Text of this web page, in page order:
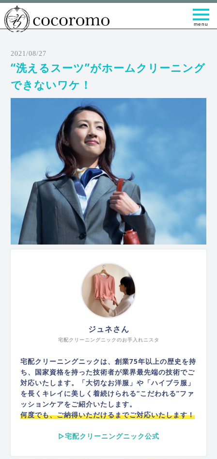
t
o
g
a
v
t
2021/08/27
“洗えるスーツ”がホームクリーニング
できないワケ！
ジュネさん
宅配クリーニングニックのお手入れニスタ
宅配クリーニングニックは、創業75年以上の歴史を持
ち、国家資格を持った技術者が業界最先端の技術でご
対応いたします。「大切なお洋服」や「ハイブラ服」
を長くキレイに美しく着続けられる“こだわれる”ファ
ッションケアをご紹介いたします。
何度でも、ご納得いただけるまでご対応いたします！
▷宅配クリーニングニック公式